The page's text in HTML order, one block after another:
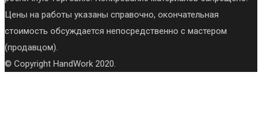
Цены на работы указаны справочно, окончательная
стоимость обсуждается непосредственно с мастером
(продавцом).
© Copyright HandWork 2020.